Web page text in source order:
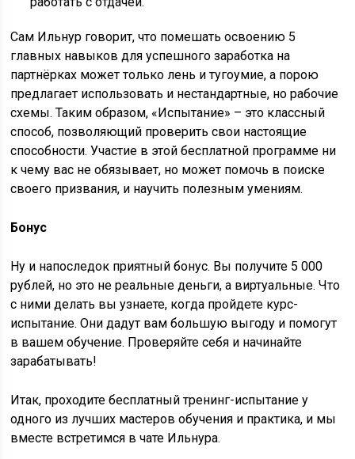
Сам Ильнур говорит, что помешать освоению 5
главных навыков для успешного заработка на
партнёрках может только лень и тугоумие, а порою
предлагает использовать и нестандартные, но рабочие
схемы. Таким образом, «Испытание» – это классный
способ, позволяющий проверить свои настоящие
способности. Участие в этой бесплатной программе ни
к чему вас не обязывает, но может помочь в поиске
своего призвания, и научить полезным умениям.
Бонус
Ну и напоследок приятный бонус. Вы получите 5 000
рублей, но это не реальные деньги, а виртуальные. Что
с ними делать вы узнаете, когда пройдете курс-
испытание. Они дадут вам большую выгоду и помогут
в вашем обучение. Проверяйте себя и начинайте
зарабатывать!
Итак, проходите бесплатный тренинг-испытание у
одного из лучших мастеров обучения и практика, и мы
вместе встретимся в чате Ильнура.